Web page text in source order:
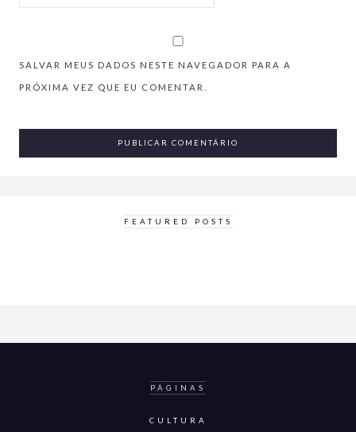
SALVAR MEUS DADOS NESTE NAVEGADOR PARA A
PRÓXIMA VEZ QUE EU COMENTAR.
FEATURED POSTS
PÁGINAS
CULTURA